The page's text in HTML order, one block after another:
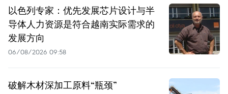
以色列专家：优先发展芯片设计与半
导体人力资源是符合越南实际需求的
发展方向
06/08/2026 09:58
破解木材深加工原料“瓶颈”